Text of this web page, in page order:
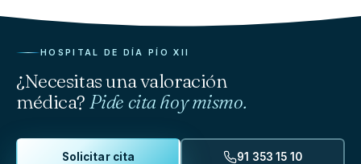
HOSPITAL DE DÍA PÍO XII
¿Necesitas una valoración
médica? Pide cita hoy mismo.
Solicitar cita 91 353 15 10